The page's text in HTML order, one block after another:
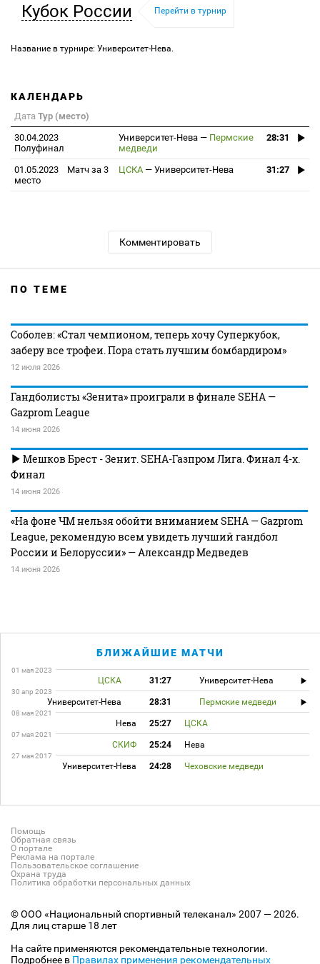
Кубок России Перейти в турнир
Название в турнире: Университет-Нева.
КАЛЕНДАРЬ
Дата Тур (место)
30.04.2023
Полуфинал
Университет-Нева — Пермские
медведи
28:31
01.05.2023
Матч за 3
место
ЦСКА— Университет-Нева 31:27
Комментировать
ПО ТЕМЕ
Соболев: «Стал чемпионом, теперь хочу Суперкубок,
заберу все трофеи. Пора стать лучшим бомбардиром»
12 июля 2026
Гандболисты «Зенита» проиграли в финале SEHA —
Gazprom League
14 июня 2026
Мешков Брест - Зенит. SEHA-Газпром Лига. Финал 4-х.
Финал
14 июня 2026
«На фоне ЧМ нельзя обойти вниманием SEHA — Gazprom
League, рекомендую всем увидеть лучший гандбол
России и Белоруссии» — Александр Медведев
14 июня 2026
БЛИЖАЙШИЕ МАТЧИ
01 мая 2023
ЦСКА 31:27 Университет-Нева
30 апр 2023
Университет-Нева 28:31 Пермские медведи
08 мая 2021
Нева 25:27 ЦСКА
07 мая 2021
СКИФ 25:24 Нева
27 мая 2017
Университет-Нева 24:28 Чеховские медведи
Помощь
Обратная связь
О портале
Реклама на портале
Пользовательское соглашение
Охрана труда
Политика обработки персональных данных
© ООО «Национальный спортивный телеканал» 2007 — 2026.
Для лиц старше 18 лет
На сайте применяются рекомендательные технологии.
Подробнее в Правилах применения рекомендательных